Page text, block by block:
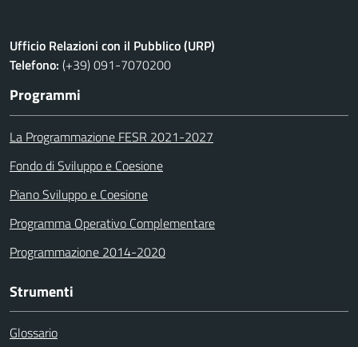
Ufficio Relazioni con il Pubblico (URP)
Telefono: (+39) 091-7070200
Programmi
La Programmazione FESR 2021-2027
Fondo di Sviluppo e Coesione
Piano Sviluppo e Coesione
Programma Operativo Complementare
Programmazione 2014-2020
Strumenti
Glossario